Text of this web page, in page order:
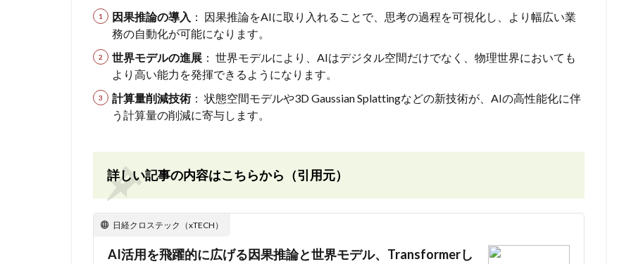
因果推論の導入 ： 因果推論をAIに取り入れることで、思考の過程を可視化し、より幅広い業
務の自動化が可能になります。
世界モデルの進展 ： 世界モデルにより、AIはデジタル空間だけでなく、物理世界においても
より高い能力を発揮できるようになります。
計算量削減技術 ： 状態空間モデルや3D Gaussian Splattingなどの新技術が、AIの高性能化に伴
う計算量の削減に寄与します。
詳しい記事の内容はこちらから（引用元）
日経クロステック（xTECH）
AI活用を飛躍的に広げる因果推論と世界モデル、Transformerし